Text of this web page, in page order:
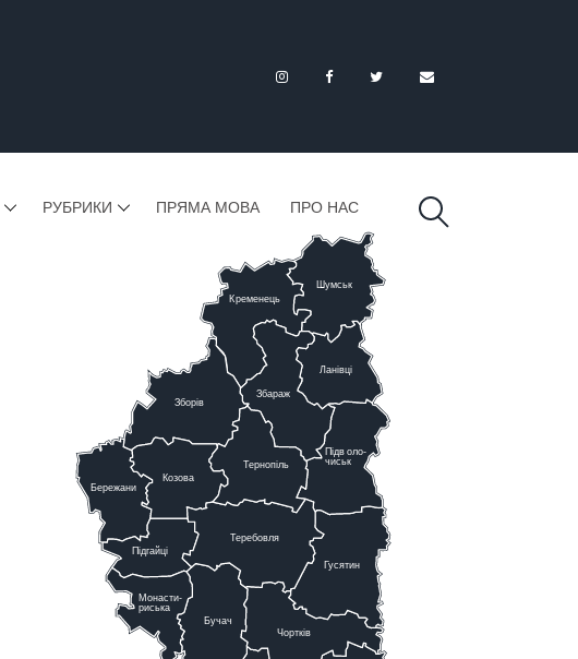
РУБРИКИ ПРЯМА МОВА ПРО НАС
Тернопіль
Теребовля
Бучач
Чортків
Гусятин
Підволо-
чиськ
Ланівці
Збараж
Шумськ
Кременець
Козова
Бережани
Підгайці
Зборів
Монасти-
риська